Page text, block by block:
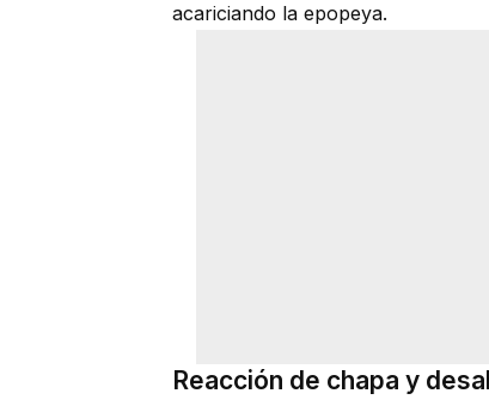
acariciando la epopeya.
Reacción de chapa y